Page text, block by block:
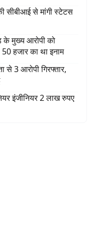
सीबीआई से मांगी स्टेटस
के मुख्य आरोपी को
50 हजार का था इनाम
से 3 आरोपी गिरफ्तार,
इंजीनियर 2 लाख रुपए